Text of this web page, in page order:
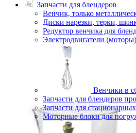
Запчасти для блендеров
Венчик, только
Диски нарезки, терки,
Редуктор венчика для
Электродвигатели
Венчики в
Запчасти для блендеров
Запчасти для
Моторные блоки для